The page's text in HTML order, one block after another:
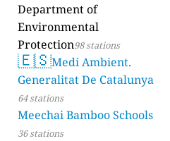
Department of
Environmental
Protection98 stations
🇪🇸Medi Ambient.
Generalitat De Catalunya
64 stations
Meechai Bamboo Schools
36 stations